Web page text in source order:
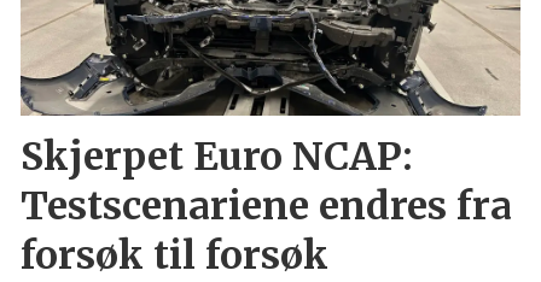
Skjerpet Euro NCAP:
Testscenariene endres fra
forsøk til forsøk